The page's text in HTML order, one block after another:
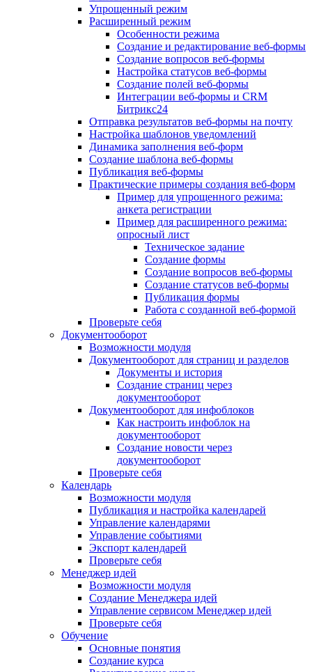
Упрощенный режим
Расширенный режим
Особенности режима
Создание и редактирование веб-формы
Создание вопросов веб-формы
Настройка статусов веб-формы
Создание полей веб-формы
Интеграции веб-формы и CRM
Битрикс24
Отправка результатов веб-формы на почту
Настройка шаблонов уведомлений
Динамика заполнения веб-форм
Создание шаблона веб-формы
Публикация веб-формы
Практические примеры создания веб-форм
Пример для упрощенного режима:
анкета регистрации
Пример для расширенного режима:
опросный лист
Техническое задание
Создание формы
Создание вопросов веб-формы
Создание статусов веб-формы
Публикация формы
Работа с созданной веб-формой
Проверьте себя
Документооборот
Возможности модуля
Документооборот для страниц и разделов
Документы и история
Создание страниц через
документооборот
Документооборот для инфоблоков
Как настроить инфоблок на
документооборот
Создание новости через
документооборот
Проверьте себя
Календарь
Возможности модуля
Публикация и настройка календарей
Управление календарями
Управление событиями
Экспорт календарей
Проверьте себя
Менеджер идей
Возможности модуля
Создание Менеджера идей
Управление сервисом Менеджер идей
Проверьте себя
Обучение
Основные понятия
Создание курса